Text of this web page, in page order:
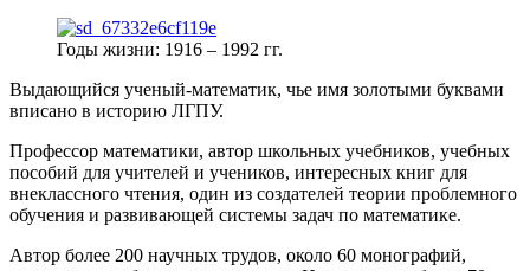
Годы жизни: 1916 – 1992 гг.
Выдающийся ученый-математик, чье имя золотыми буквами
вписано в историю ЛГПУ.
Профессор математики, автор школьных учебников, учебных
пособий для учителей и учеников, интересных книг для
внеклассного чтения, один из создателей теории проблемного
обучения и развивающей системы задач по математике.
Автор более 200 научных трудов, около 60 монографий,